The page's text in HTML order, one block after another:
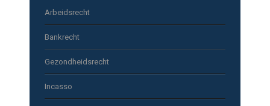
Arbeidsrecht
Bankrecht
Gezondheidsrecht
Incasso